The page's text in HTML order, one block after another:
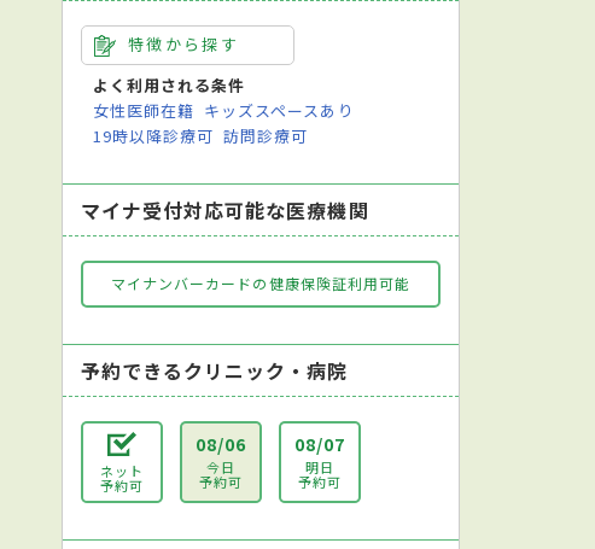
特徴から探す
よく利用される条件
女性医師在籍 キッズスペースあり
19時以降診療可 訪問診療可
マイナ受付対応可能な医療機関
マイナンバーカードの健康保険証利用可能
予約できるクリニック・病院
ネット
予約可
08/06
今日
予約可
08/07
明日
予約可